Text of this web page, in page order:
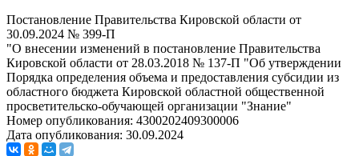
Постановление Правительства Кировской области от
30.09.2024 № 399-П
"О внесении изменений в постановление Правительства
Кировской области от 28.03.2018 № 137-П "Об утверждении
Порядка определения объема и предоставления субсидии из
областного бюджета Кировской областной общественной
просветительско-обучающей организации "Знание"
Номер опубликования: 4300202409300006
Дата опубликования: 30.09.2024